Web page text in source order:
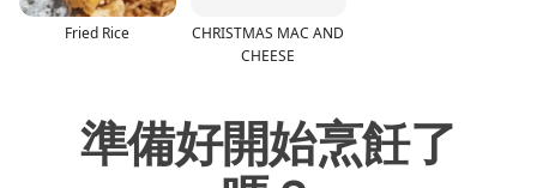
Fried Rice
CHRISTMAS MAC AND
CHEESE
準備好開始烹飪了